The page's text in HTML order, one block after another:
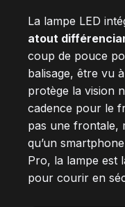
La lampe LED
atout
coup de pouce
balisage, être vu
protège la vision
cadence pour le
pas une frontale,
qu’un
Pro, la lampe est
pour courir en